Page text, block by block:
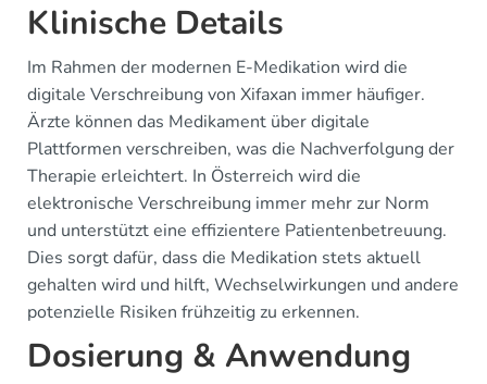
Klinische Details
Im Rahmen der modernen E-Medikation wird die
digitale Verschreibung von Xifaxan immer häufiger.
Ärzte können das Medikament über digitale
Plattformen verschreiben, was die Nachverfolgung der
Therapie erleichtert. In Österreich wird die
elektronische Verschreibung immer mehr zur Norm
und unterstützt eine effizientere Patientenbetreuung.
Dies sorgt dafür, dass die Medikation stets aktuell
gehalten wird und hilft, Wechselwirkungen und andere
potenzielle Risiken frühzeitig zu erkennen.
Dosierung & Anwendung